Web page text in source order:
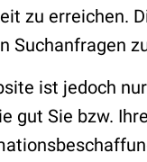
zu erreichen.
Suchanfragen
ist jedoch
gut Sie bzw.